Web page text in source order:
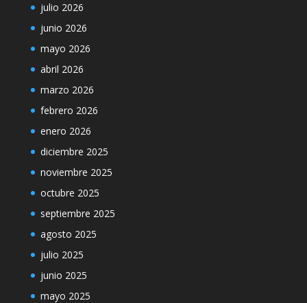
julio 2026
junio 2026
mayo 2026
abril 2026
marzo 2026
febrero 2026
enero 2026
diciembre 2025
noviembre 2025
octubre 2025
septiembre 2025
agosto 2025
julio 2025
junio 2025
mayo 2025